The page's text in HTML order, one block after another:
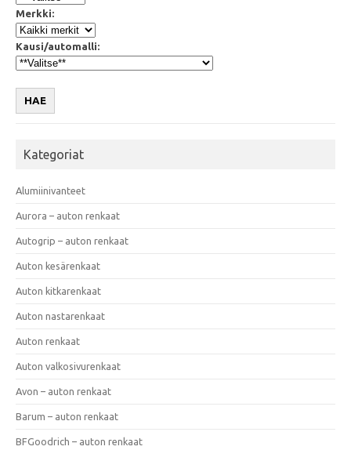
Merkki:
Kausi/automalli:
HAE
Kategoriat
Alumiinivanteet
Aurora – auton renkaat
Autogrip – auton renkaat
Auton kesärenkaat
Auton kitkarenkaat
Auton nastarenkaat
Auton renkaat
Auton valkosivurenkaat
Avon – auton renkaat
Barum – auton renkaat
BFGoodrich – auton renkaat